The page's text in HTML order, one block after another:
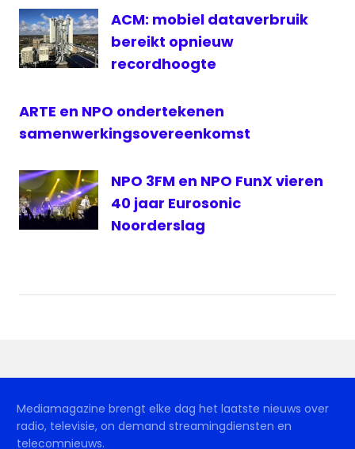
NPO
sbs6
Tele2
ACM: mobiel dataverbruik
bereikt opnieuw
recordhoogte
ARTE en NPO ondertekenen
samenwerkingsovereenkomst
NPO 3FM en NPO FunX vieren
40 jaar Eurosonic
Noorderslag
Mediamagazine brengt elke dag het laatste nieuws over
radio, televisie, on demand streamingdiensten en
telecomnieuws.